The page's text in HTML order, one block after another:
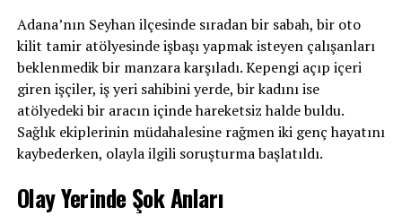
Adana’nın Seyhan ilçesinde sıradan bir sabah, bir oto
kilit tamir atölyesinde işbaşı yapmak isteyen çalışanları
beklenmedik bir manzara karşıladı. Kepengi açıp içeri
giren işçiler, iş yeri sahibini yerde, bir kadını ise
atölyedeki bir aracın içinde hareketsiz halde buldu.
Sağlık ekiplerinin müdahalesine rağmen iki genç hayatını
kaybederken, olayla ilgili soruşturma başlatıldı.
Olay Yerinde Şok Anları